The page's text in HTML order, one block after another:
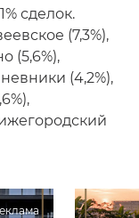
сделок.
(7,3%),
(5,6%),
(4,2%),